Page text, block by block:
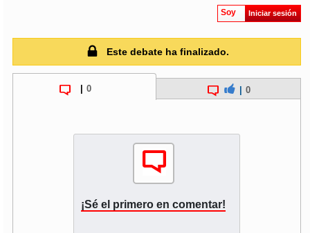
Soy Iniciar sesión
Este debate ha finalizado.
0 0
¡Sé el primero en comentar!